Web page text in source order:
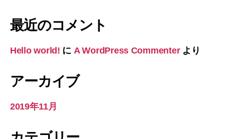
最近のコメント
Hello world! に A WordPress Commenterより
アーカイブ
2019年11月